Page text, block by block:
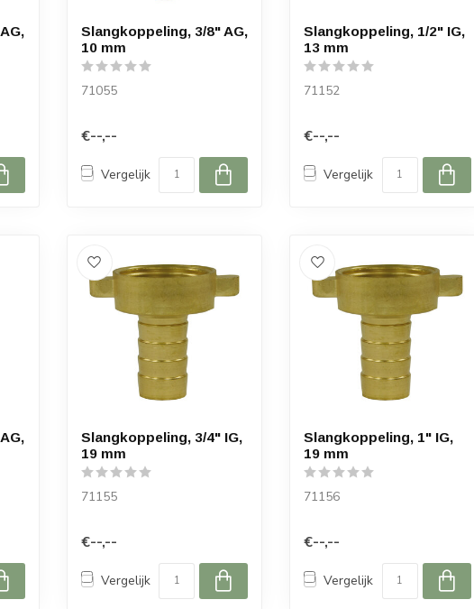
Slangkoppeling, 3/8" AG,
10 mm
71055
€--,--
Vergelijk
Slangkoppeling, 1/2" IG,
13 mm
71152
€--,--
Vergelijk
Slangkoppeling, 3/4" IG,
19 mm
71155
€--,--
Vergelijk
Slangkoppeling, 1" IG,
19 mm
71156
€--,--
Vergelijk